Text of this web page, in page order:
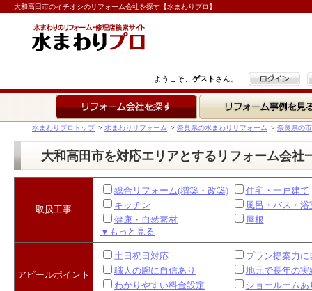
大和高田市のイチオシのリフォーム会社を探す【水まわりプロ】
ようこそ、 ゲスト さん。 ログイン
リフォーム事例を見る
水まわりプロトップ > 水まわりリフォーム > 奈良県の水まわりリフォーム > 奈良県の
大和高田市を対応エリアとするリフォーム会社
取扱工事
総合リフォーム(増築・改築)
住宅・一戸建て
キッチン
風呂・バス・浴
健康・自然素材
屋根
▼もっと見る
アピールポイント
土日祝日対応
プラン提案力に
職人の腕に自信あり
地元で長年の実
わかりやすい料金設定
ショールームあ